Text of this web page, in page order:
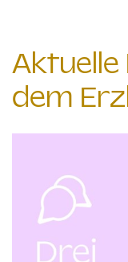
Aktuelle
dem